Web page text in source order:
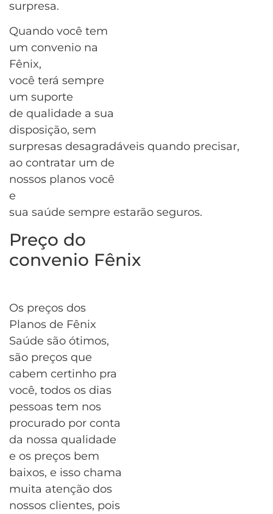
surpresa.
Quando você tem
um convenio na
Fênix,
você terá sempre
um suporte
de qualidade a sua
disposição, sem
surpresas desagradáveis quando precisar,
ao contratar um de
nossos planos você
e
sua saúde sempre estarão seguros.
Preço do
convenio Fênix
Os preços dos
Planos de Fênix
Saúde são ótimos,
são preços que
cabem certinho pra
você, todos os dias
pessoas tem nos
procurado por conta
da nossa qualidade
e os preços bem
baixos, e isso chama
muita atenção dos
nossos clientes, pois